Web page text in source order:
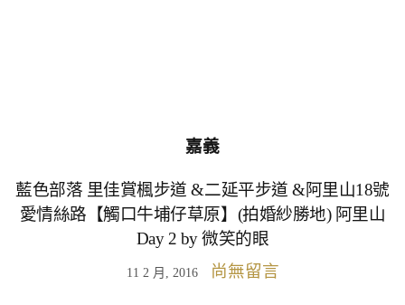
嘉義
藍色部落 里佳賞楓步道 &二延平步道 &阿里山18號
愛情絲路【觸口牛埔仔草原】(拍婚紗勝地) 阿里山
Day 2 by 微笑的眼
11 2 月, 2016 尚無留言